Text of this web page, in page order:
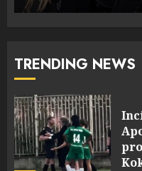
TRENDING NEWS
1